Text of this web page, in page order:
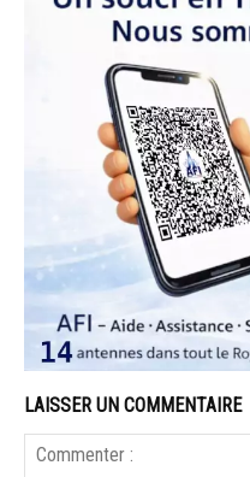
LAISSER UN COMMENTAIRE